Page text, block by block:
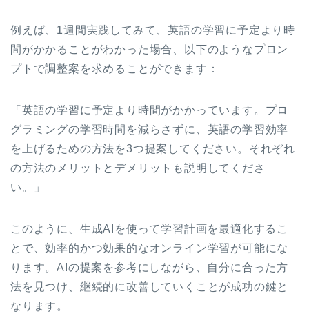
例えば、1週間実践してみて、英語の学習に予定より時
間がかかることがわかった場合、以下のようなプロン
プトで調整案を求めることができます：
「英語の学習に予定より時間がかかっています。プロ
グラミングの学習時間を減らさずに、英語の学習効率
を上げるための方法を3つ提案してください。それぞれ
の方法のメリットとデメリットも説明してくださ
い。」
このように、生成AIを使って学習計画を最適化するこ
とで、効率的かつ効果的なオンライン学習が可能にな
ります。AIの提案を参考にしながら、自分に合った方
法を見つけ、継続的に改善していくことが成功の鍵と
なります。